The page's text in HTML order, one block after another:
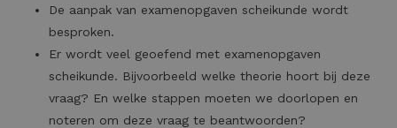
De aanpak van examenopgaven scheikunde wordt
besproken.
Er wordt veel geoefend met examenopgaven
scheikunde. Bijvoorbeeld welke theorie hoort bij deze
vraag? En welke stappen moeten we doorlopen en
noteren om deze vraag te beantwoorden?